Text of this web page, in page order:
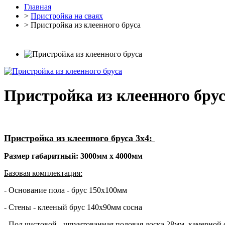
Главная
> Пристройка на сваях
> Пристройка из клеенного бруса
Пристройка из клеенного
Пристройка из клеенного бруса 3х4:
Размер габаритный: 3000мм х 4000мм
Базовая комплектация:
- Основание пола - брус 150х100мм
- Стены - клееный брус 140х90мм сосна